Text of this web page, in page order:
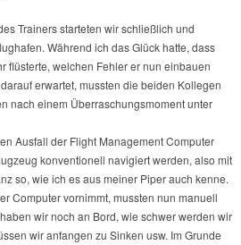
Trainers starteten wir schließlich und
Während ich das Glück hatte, dass
flüsterte, welchen Fehler er nun einbauen
erwartet, mussten die beiden Kollegen
nach einem Überraschungsmoment unter
Ausfall der Flight Management Computer
konventionell navigiert werden, also mit
so, wie ich es aus meiner Piper auch kenne.
Computer vornimmt, mussten nun manuell
wir noch an Bord, wie schwer werden wir
wir anfangen zu Sinken usw. Im Grunde